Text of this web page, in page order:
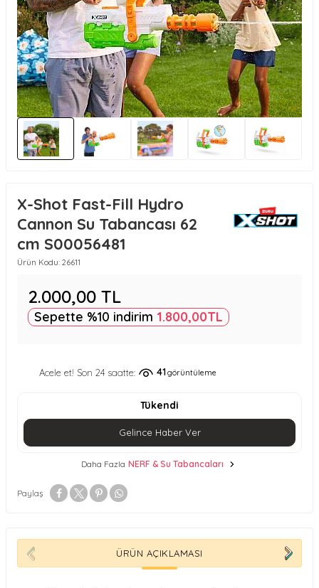
X-Shot Fast-Fill Hydro
Cannon Su Tabancası 62
cm S00056481
Ürün Kodu: 26611
2.000,00 TL
Sepette %10 indirim 1.800,00TL
Acele et! Son 24 saatte: 41görüntüleme
Tükendi
Gelince Haber Ver
Daha Fazla NERF & Su Tabancaları
Paylaş
ÜRÜN AÇIKLAMASI